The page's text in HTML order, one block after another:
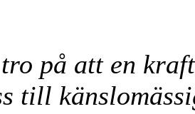
på att en
till